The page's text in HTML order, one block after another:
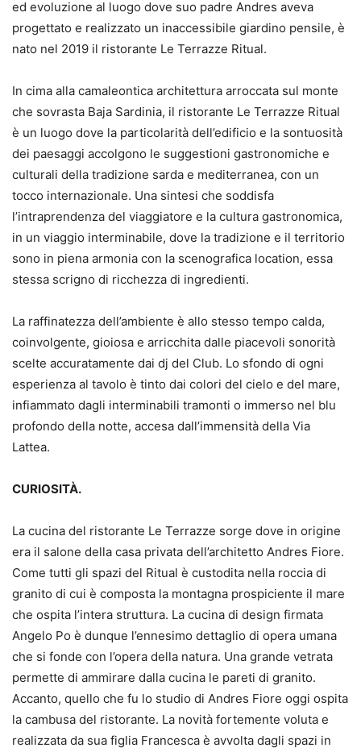
ed evoluzione al luogo dove suo padre Andres aveva
progettato e realizzato un inaccessibile giardino pensile, è
nato nel 2019 il ristorante Le Terrazze Ritual.
In cima alla camaleontica architettura arroccata sul monte
che sovrasta Baja Sardinia, il ristorante Le Terrazze Ritual
è un luogo dove la particolarità dell’edificio e la sontuosità
dei paesaggi accolgono le suggestioni gastronomiche e
culturali della tradizione sarda e mediterranea, con un
tocco internazionale. Una sintesi che soddisfa
l’intraprendenza del viaggiatore e la cultura gastronomica,
in un viaggio interminabile, dove la tradizione e il territorio
sono in piena armonia con la scenografica location, essa
stessa scrigno di ricchezza di ingredienti.
La raffinatezza dell’ambiente è allo stesso tempo calda,
coinvolgente, gioiosa e arricchita dalle piacevoli sonorità
scelte accuratamente dai dj del Club. Lo sfondo di ogni
esperienza al tavolo è tinto dai colori del cielo e del mare,
infiammato dagli interminabili tramonti o immerso nel blu
profondo della notte, accesa dall’immensità della Via
Lattea.
CURIOSITÀ.
La cucina del ristorante Le Terrazze sorge dove in origine
era il salone della casa privata dell’architetto Andres Fiore.
Come tutti gli spazi del Ritual è custodita nella roccia di
granito di cui è composta la montagna prospiciente il mare
che ospita l’intera struttura. La cucina di design firmata
Angelo Po è dunque l’ennesimo dettaglio di opera umana
che si fonde con l’opera della natura. Una grande vetrata
permette di ammirare dalla cucina le pareti di granito.
Accanto, quello che fu lo studio di Andres Fiore oggi ospita
la cambusa del ristorante. La novità fortemente voluta e
realizzata da sua figlia Francesca è avvolta dagli spazi in